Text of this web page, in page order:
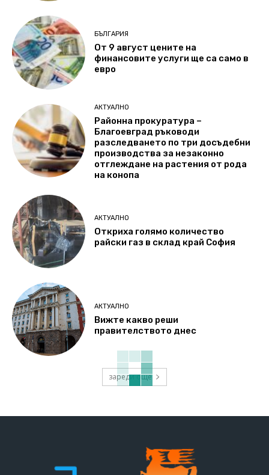
БЪЛГАРИЯ
От 9 август цените на
финансовите услуги ще са само в
евро
АКТУАЛНО
Районна прокуратура –
Благоевград ръководи
разследването по три досъдебни
производства за незаконно
отглеждане на растения от рода
на конопа
АКТУАЛНО
Откриха голямо количество
райски газ в склад край София
АКТУАЛНО
Вижте какво реши
правителството днес
зареди още